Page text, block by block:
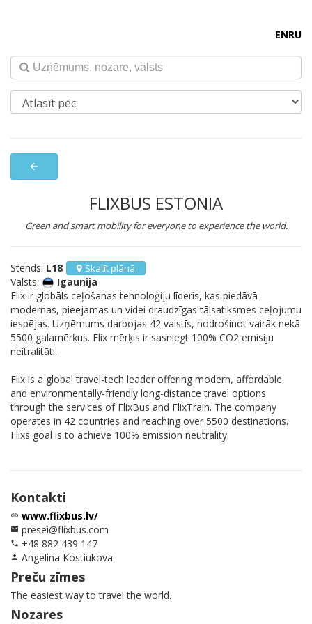
ENRU
arrow_back
FLIXBUS ESTONIA
Green and smart mobility for everyone to experience the world.
Stends: L18 Skatīt plānā
Valsts:
Igaunija
Flix ir globāls ceļošanas tehnoloģiju līderis, kas piedāvā
modernas, pieejamas un videi draudzīgas tālsatiksmes ceļojumu
iespējas. Uzņēmums darbojas 42 valstīs, nodrošinot vairāk nekā
5500 galamērķus. Flix mērķis ir sasniegt 100% CO2 emisiju
neitralitāti.
Flix is a global travel-tech leader offering modern, affordable,
and environmentally-friendly long-distance travel options
through the services of FlixBus and FlixTrain. The company
operates in 42 countries and reaching over 5500 destinations.
Flixs goal is to achieve 100% emission neutrality.
Kontakti
link www.flixbus.lv/
email presei@flixbus.com
phone +48 882 439 147
person Angelina Kostiukova
Preču zīmes
The easiest way to travel the world.
Nozares